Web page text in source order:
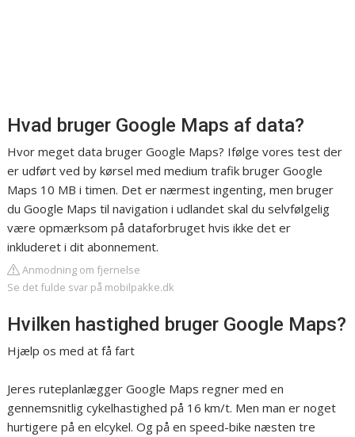
Hvad bruger Google Maps af data?
Hvor meget data bruger Google Maps? Ifølge vores test der
er udført ved by kørsel med medium trafik bruger Google
Maps 10 MB i timen. Det er nærmest ingenting, men bruger
du Google Maps til navigation i udlandet skal du selvfølgelig
være opmærksom på dataforbruget hvis ikke det er
inkluderet i dit abonnement.
Anmodning om fjernelse
Se det fulde svar på mobilpakke.dk
Hvilken hastighed bruger Google Maps?
Hjælp os med at få fart
Jeres ruteplanlægger Google Maps regner med en
gennemsnitlig cykelhastighed på 16 km/t. Men man er noget
hurtigere på en elcykel. Og på en speed-bike næsten tre